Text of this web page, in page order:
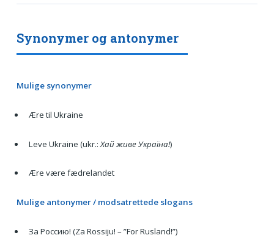
Synonymer og antonymer
Mulige synonymer
Ære til Ukraine
Leve Ukraine (ukr.:Хай живе Україна!)
Ære være fædrelandet
Mulige antonymer / modsatrettede slogans
За Россию! (Za Rossiju! – ”For Rusland!”)